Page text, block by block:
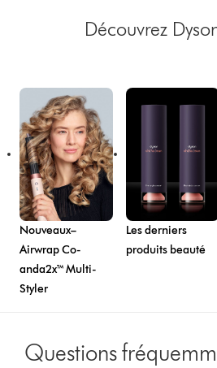
Découvrez
Nouveaux–
Airwrap Co-
anda2x™ Multi-
Styler
Les derniers
produits beauté
Questions